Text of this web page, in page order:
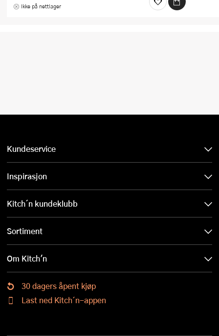
Ikke på nettlager
Kundeservice
Inspirasjon
Kitch´n kundeklubb
Sortiment
Om Kitch'n
30 dagers åpent kjøp
Last ned Kitch´n-appen